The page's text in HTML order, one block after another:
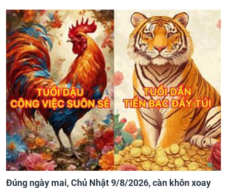
Đúng ngày mai, Chủ Nhật 9/8/2026, càn khôn xoay